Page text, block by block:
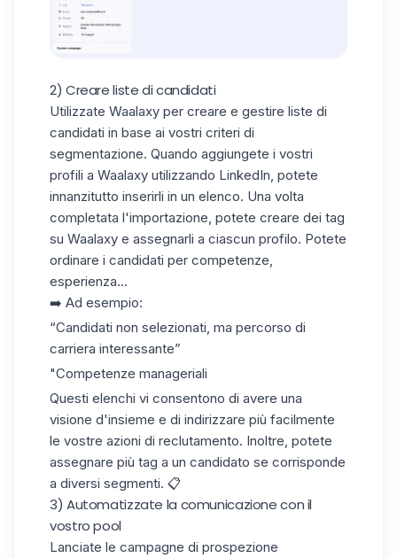
2) Creare liste di candidati
Utilizzate Waalaxy per creare e gestire liste di
candidati in base ai vostri criteri di
segmentazione. Quando aggiungete i vostri
profili a Waalaxy utilizzando LinkedIn, potete
innanzitutto inserirli in un elenco. Una volta
completata l'importazione, potete creare dei tag
su Waalaxy e assegnarli a ciascun profilo. Potete
ordinare i candidati per competenze,
esperienza...
➡️ Ad esempio:
“Candidati non selezionati, ma percorso di
carriera interessante”
"Competenze manageriali
Questi elenchi vi consentono di avere una
visione d'insieme e di indirizzare più facilmente
le vostre azioni di reclutamento. Inoltre, potete
assegnare più tag a un candidato se corrisponde
a diversi segmenti. 📋
3) Automatizzate la comunicazione con il
vostro pool
Lanciate le campagne di prospezione